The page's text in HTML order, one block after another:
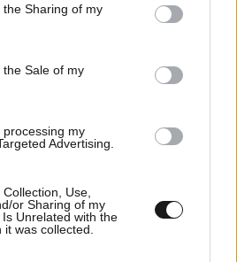
usage behaviour. You may click to
Google and its third-party tags to
purposes in below Google
Sharing of my
Sale of my
my
Advertising.
Use,
or Sharing of my
Unrelated with the
was collected.